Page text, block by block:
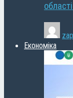
Економіка